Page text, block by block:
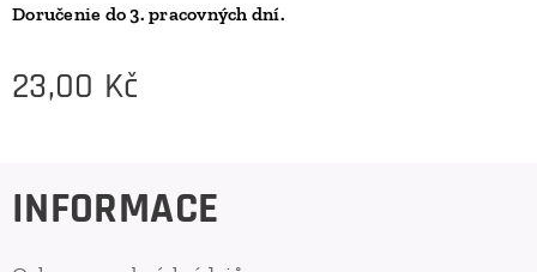
Doručenie do 3. pracovných dní.
23,00 Kč
INFORMACE